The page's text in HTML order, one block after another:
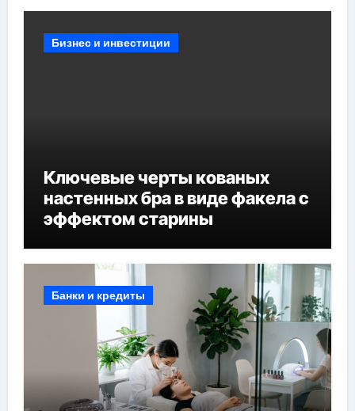
Бизнес и инвестиции
Ключевые черты кованых
настенных бра в виде факела с
эффектом старины
Банки и кредиты